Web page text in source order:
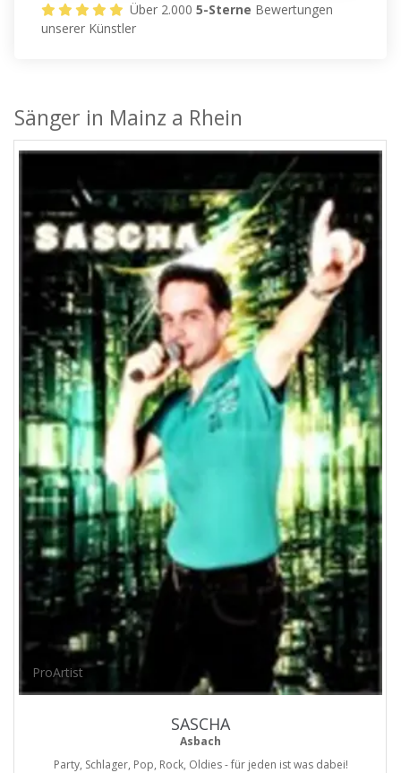
Über 2.0005-Sterne Bewertungen
unserer Künstler
Sänger in Mainz a Rhein
ProArtist
SASCHA
Asbach
Party, Schlager, Pop, Rock, Oldies - für jeden ist was dabei!